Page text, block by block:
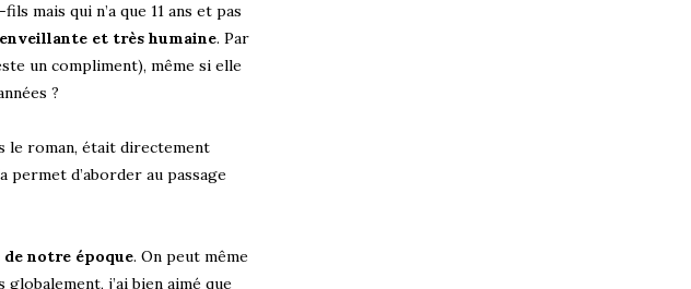
mais qui n’a que 11 ans et pas
et très humaine. Par
un compliment), même si elle
?
le roman, était directement
permet d’aborder au passage
notre époque. On peut même
globalement, j’ai bien aimé que